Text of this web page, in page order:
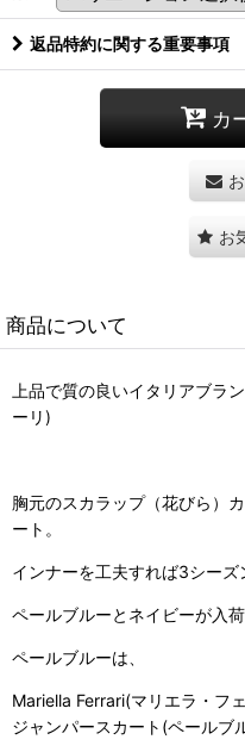
返品特約に関する重要事項
カ
お
商品について
上品で質の良いイタリアブラ
ーリ)
胸元のスカラップ（花びら）
ート。
インナーを工夫すれば3シーズ
ペールブルーとネイビーが入荷
ペールブルーは、
Mariella Ferrari(マリエラ・フ
ジャンパースカート(ペールブ